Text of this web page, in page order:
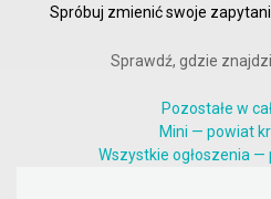
Spróbuj zmienić swoje
Sprawdź, gdzie
Pozostałe w
Mini — powiat
Wszystkie ogłoszenia